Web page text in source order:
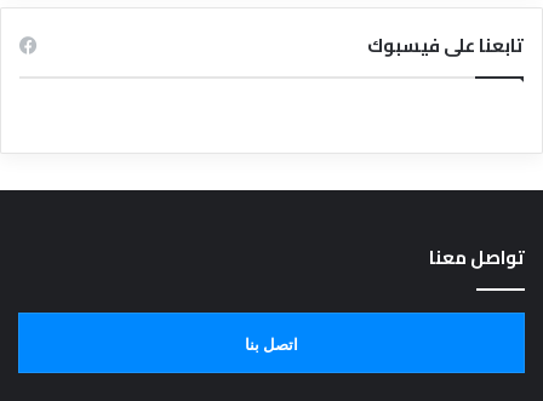
تابعنا على فيسبوك
تواصل معنا
اتصل بنا